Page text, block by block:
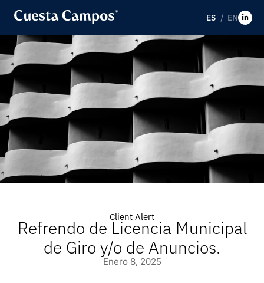
ES EN
Client Alert
Refrendo de Licencia Municipal
de Giro y/o de Anuncios.
Enero 8, 2025